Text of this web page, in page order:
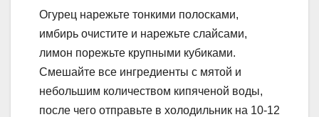
Огурец нарежьте тонкими полосками,
имбирь очистите и нарежьте слайсами,
лимон порежьте крупными кубиками.
Смешайте все ингредиенты с мятой и
небольшим количеством кипяченой воды,
после чего отправьте в холодильник на 10-12